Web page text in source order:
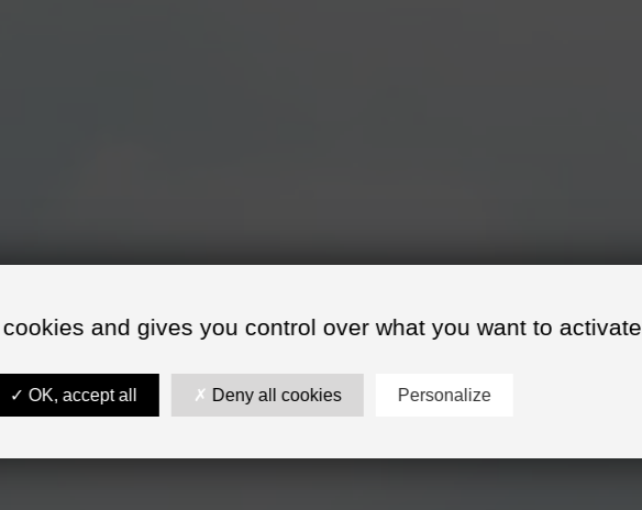
and gives you control over what you want to activate
OK, accept all Deny all cookies Personalize